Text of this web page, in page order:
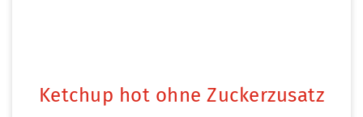
Ketchup hot ohne Zuckerzusatz